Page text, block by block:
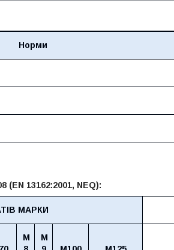
Норми
(EN 13162:2001, NEQ):
МАРКИ
М
М